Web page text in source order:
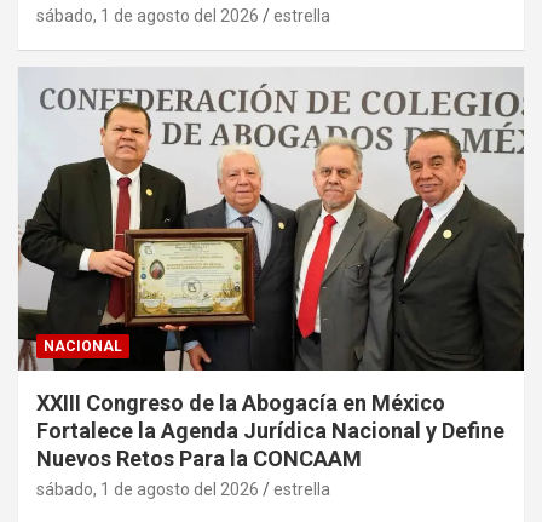
sábado, 1 de agosto del 2026 estrella
NACIONAL
XXIII Congreso de la Abogacía en México
Fortalece la Agenda Jurídica Nacional y Define
Nuevos Retos Para la CONCAAM
sábado, 1 de agosto del 2026 estrella